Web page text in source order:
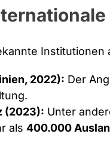
Institutionen
2022): Der
(2023): Unter
als 400.000